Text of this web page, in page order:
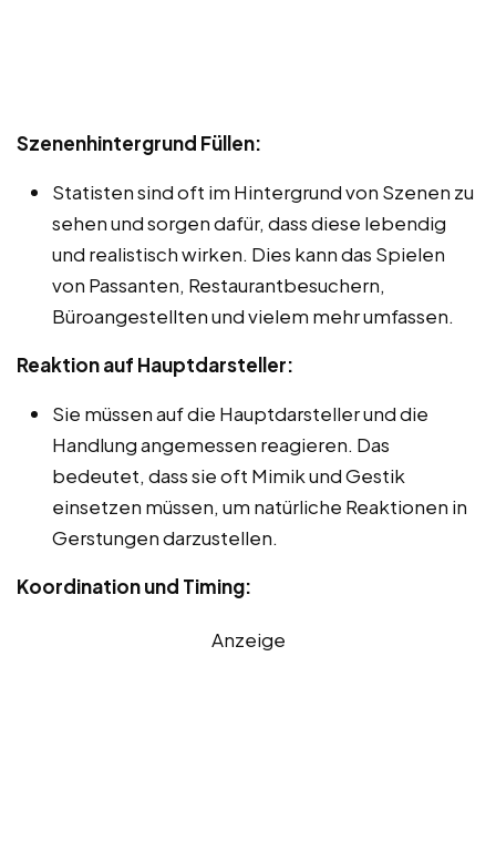
Szenenhintergrund Füllen:
Statisten sind oft im Hintergrund von Szenen zu
sehen und sorgen dafür, dass diese lebendig
und realistisch wirken. Dies kann das Spielen
von Passanten, Restaurantbesuchern,
Büroangestellten und vielem mehr umfassen.
Reaktion auf Hauptdarsteller:
Sie müssen auf die Hauptdarsteller und die
Handlung angemessen reagieren. Das
bedeutet, dass sie oft Mimik und Gestik
einsetzen müssen, um natürliche Reaktionen in
Gerstungen darzustellen.
Koordination und Timing:
Anzeige